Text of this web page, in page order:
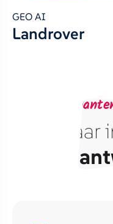
GEO AI
Landrover
Bereik
Vindbaar